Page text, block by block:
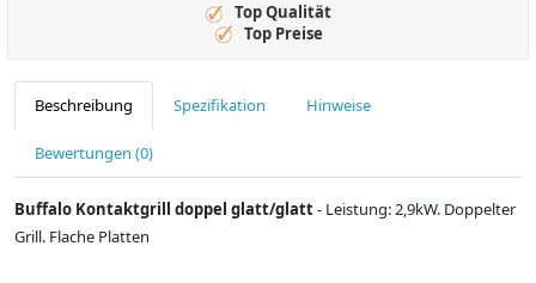
Top Qualität
Top Preise
Beschreibung Spezifikation Hinweise
Bewertungen (0)
Buffalo Kontaktgrill doppel glatt/glatt- Leistung: 2,9kW. Doppelter
Grill. Flache Platten